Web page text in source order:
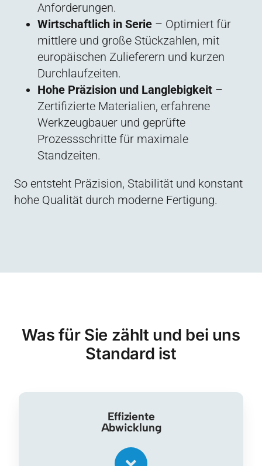
Anforderungen.
Wirtschaftlich in Serie– Optimiert für
mittlere und große Stückzahlen, mit
europäischen Zulieferern und kurzen
Durchlaufzeiten.
Hohe Präzision und Langlebigkeit–
Zertifizierte Materialien, erfahrene
Werkzeugbauer und geprüfte
Prozessschritte für maximale
Standzeiten.
So entsteht Präzision, Stabilität und konstant
hohe Qualität durch moderne Fertigung.
Was für Sie zählt und bei uns
Standard ist
Effiziente
Abwicklung